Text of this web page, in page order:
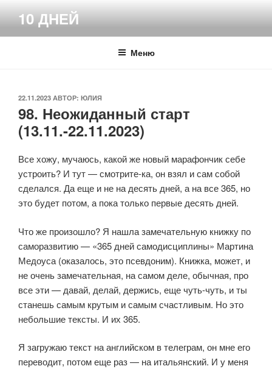
содержимому
10 ДНЕЙ
Меню
ОПУБЛИКОВАНО
22.11.2023 АВТОР: ЮЛИЯ
98. Неожиданный старт
(13.11.-22.11.2023)
Все хожу, мучаюсь, какой же новый марафончик себе
устроить? И тут — смотрите-ка, он взял и сам собой
сделался. Да еще и не на десять дней, а на все 365, но
это будет потом, а пока только первые десять дней.
Что же произошло? Я нашла замечательную книжку по
саморазвитию — «365 дней самодисциплины» Мартина
Медоуса (оказалось, это псевдоним). Книжка, может, и
не очень замечательная, на самом деле, обычная, про
все эти — давай, делай, держись, еще чуть-чуть, и ты
станешь самым крутым и самым счастливым. Но это
небольшие тексты. И их 365.
Я загружаю текст на английском в телеграм, он мне его
переводит, потом еще раз — на итальянский. И у меня